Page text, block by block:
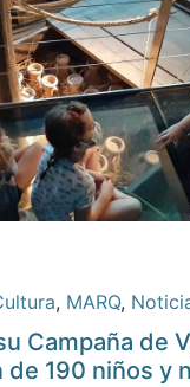
, MARQ,
Campaña de
190 niños y